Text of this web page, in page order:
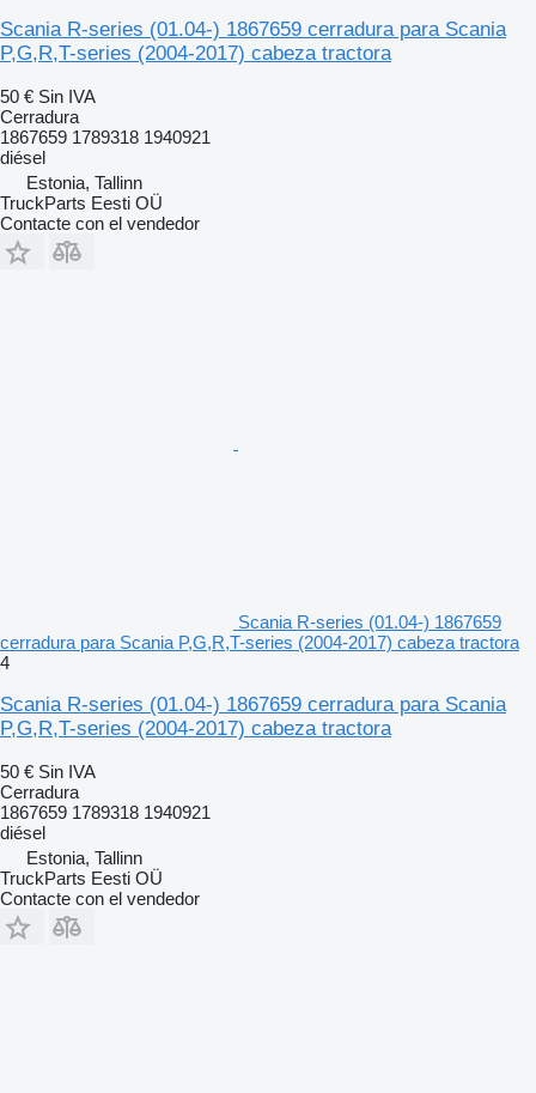
Scania R-series (01.04-) 1867659 cerradura para Scania
P,G,R,T-series (2004-2017) cabeza tractora
50 € Sin IVA
Cerradura
1867659 1789318 1940921
diésel
Estonia, Tallinn
TruckParts Eesti OÜ
Contacte con el vendedor
Scania R-series (01.04-) 1867659
cerradura para Scania P,G,R,T-series (2004-2017) cabeza tractora
4
Scania R-series (01.04-) 1867659 cerradura para Scania
P,G,R,T-series (2004-2017) cabeza tractora
50 € Sin IVA
Cerradura
1867659 1789318 1940921
diésel
Estonia, Tallinn
TruckParts Eesti OÜ
Contacte con el vendedor